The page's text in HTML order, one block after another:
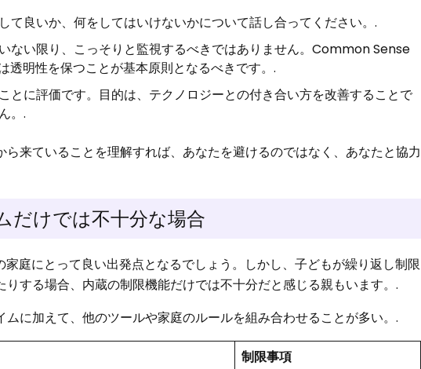
て良いか、何をしてはいけないかについて話し合ってください。.
ない限り、こっそりと監視するべきではありません。Common Sense
透明性を保つことが基本原則となるべきです。.
とに評価です。目的は、テクノロジーとの付き合い方を改善することで
。.
来ていることを理解すれば、あなたを避けるのではなく、あなたと協力
けでは不十分な場合
庭にとって良い出発点となるでしょう。しかし、子どもが繰り返し制限
する場合、内蔵の制限機能だけでは不十分だと感じる親もいます。.
に加えて、他のツールや家庭のルールを組み合わせることが多い。.
制限事項